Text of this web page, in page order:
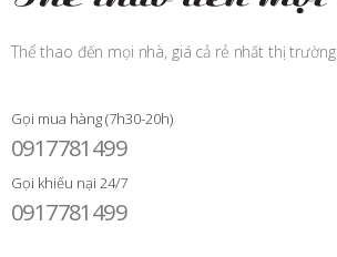
Thể thao đến mọi nhà, giá cả rẻ nhất thị trường
Gọi mua hàng (7h30-20h)
0917781499
Gọi khiếu nại 24/7
0917781499